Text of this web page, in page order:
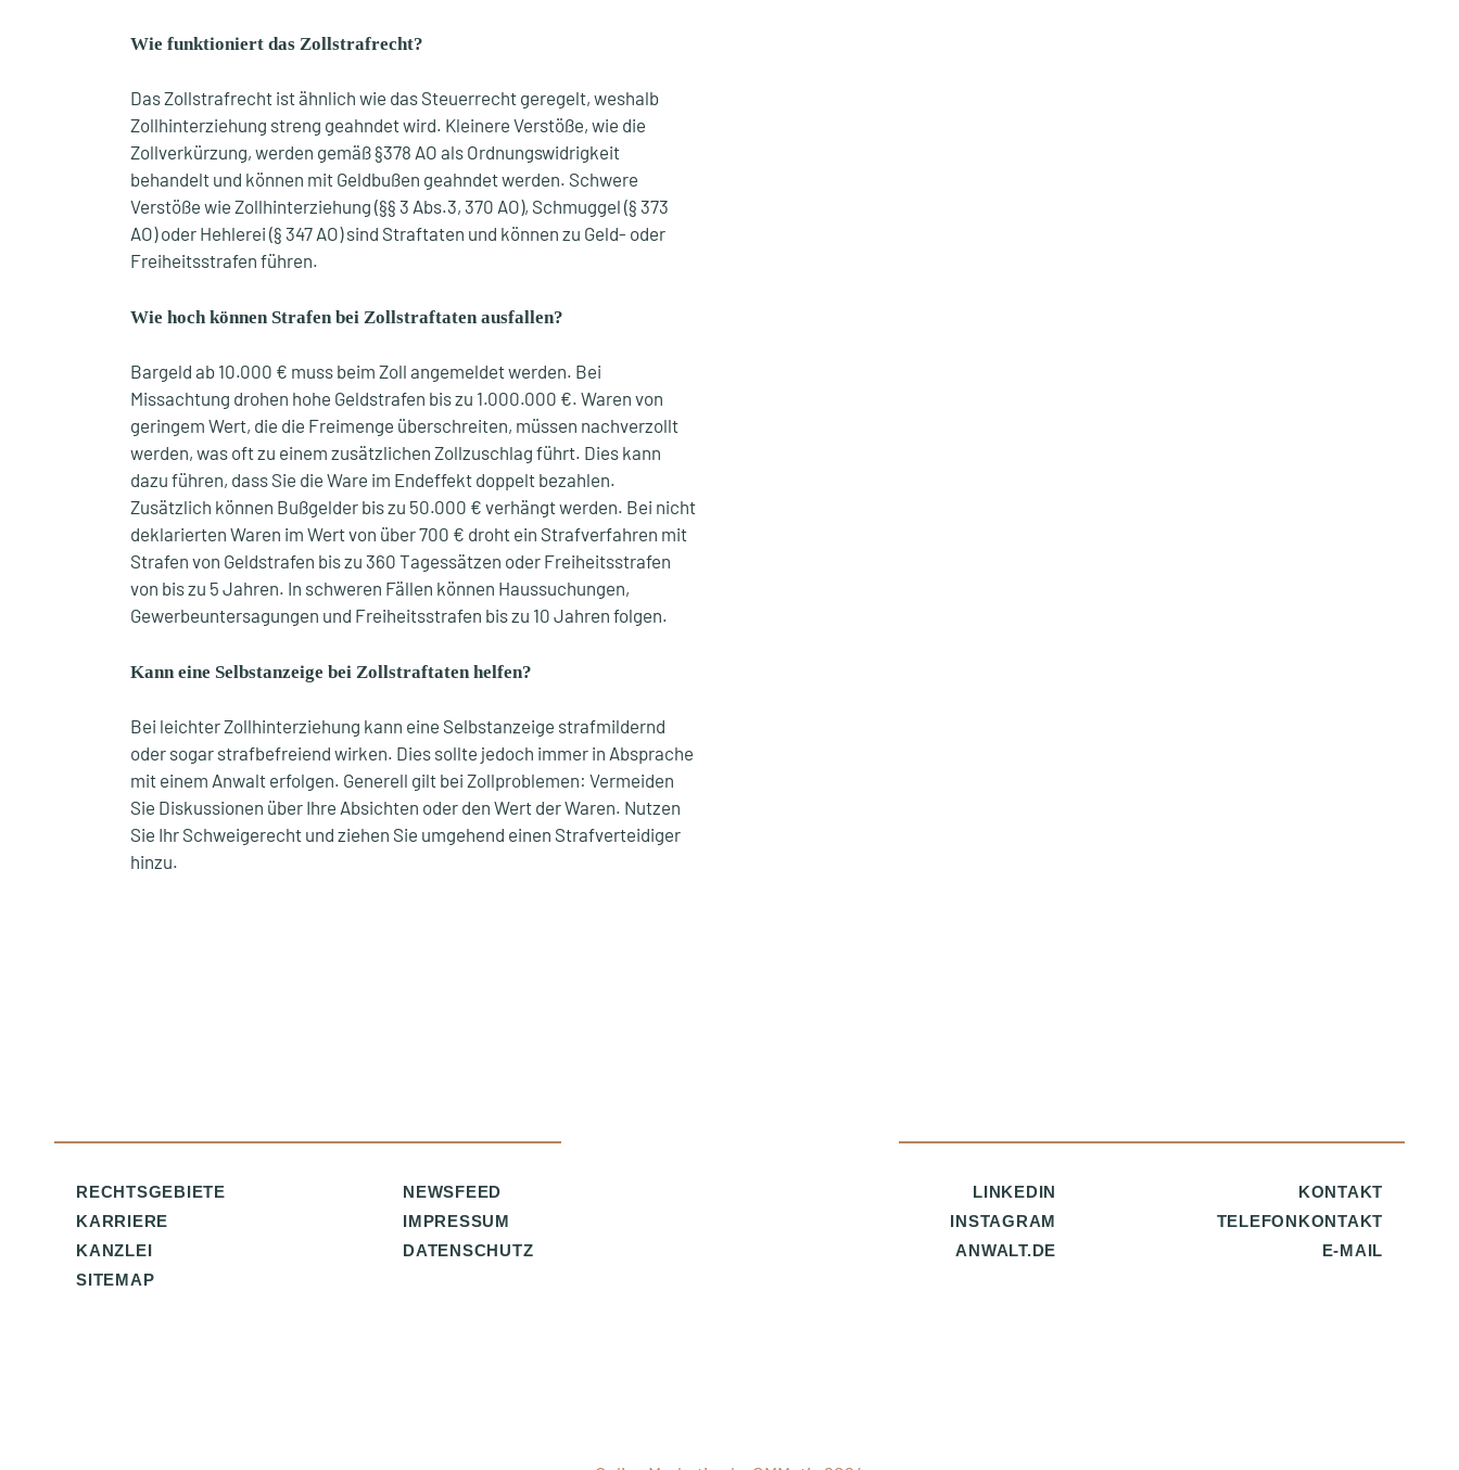
Wie funktioniert das Zollstrafrecht?
Das Zollstrafrecht ist ähnlich wie das Steuerrecht geregelt, weshalb
Zollhinterziehung streng geahndet wird. Kleinere Verstöße, wie die
Zollverkürzung, werden gemäß §378 AO als Ordnungswidrigkeit
behandelt und können mit Geldbußen geahndet werden. Schwere
Verstöße wie Zollhinterziehung (§§ 3 Abs.3, 370 AO), Schmuggel (§ 373
AO) oder Hehlerei (§ 347 AO) sind Straftaten und können zu Geld- oder
Freiheitsstrafen führen.
Wie hoch können Strafen bei Zollstraftaten ausfallen?
Bargeld ab 10.000 € muss beim Zoll angemeldet werden. Bei
Missachtung drohen hohe Geldstrafen bis zu 1.000.000 €. Waren von
geringem Wert, die die Freimenge überschreiten, müssen nachverzollt
werden, was oft zu einem zusätzlichen Zollzuschlag führt. Dies kann
dazu führen, dass Sie die Ware im Endeffekt doppelt bezahlen.
Zusätzlich können Bußgelder bis zu 50.000 € verhängt werden. Bei nicht
deklarierten Waren im Wert von über 700 € droht ein Strafverfahren mit
Strafen von Geldstrafen bis zu 360 Tagessätzen oder Freiheitsstrafen
von bis zu 5 Jahren. In schweren Fällen können Haussuchungen,
Gewerbeuntersagungen und Freiheitsstrafen bis zu 10 Jahren folgen.
Kann eine Selbstanzeige bei Zollstraftaten helfen?
Bei leichter Zollhinterziehung kann eine Selbstanzeige strafmildernd
oder sogar strafbefreiend wirken. Dies sollte jedoch immer in Absprache
mit einem Anwalt erfolgen. Generell gilt bei Zollproblemen: Vermeiden
Sie Diskussionen über Ihre Absichten oder den Wert der Waren. Nutzen
Sie Ihr Schweigerecht und ziehen Sie umgehend einen Strafverteidiger
hinzu.
RECHTSGEBIETE
KARRIERE
KANZLEI
SITEMAP
NEWSFEED
IMPRESSUM
DATENSCHUTZ
LINKEDIN
INSTAGRAM
ANWALT.DE
KONTAKT
TELEFONKONTAKT
E-MAIL